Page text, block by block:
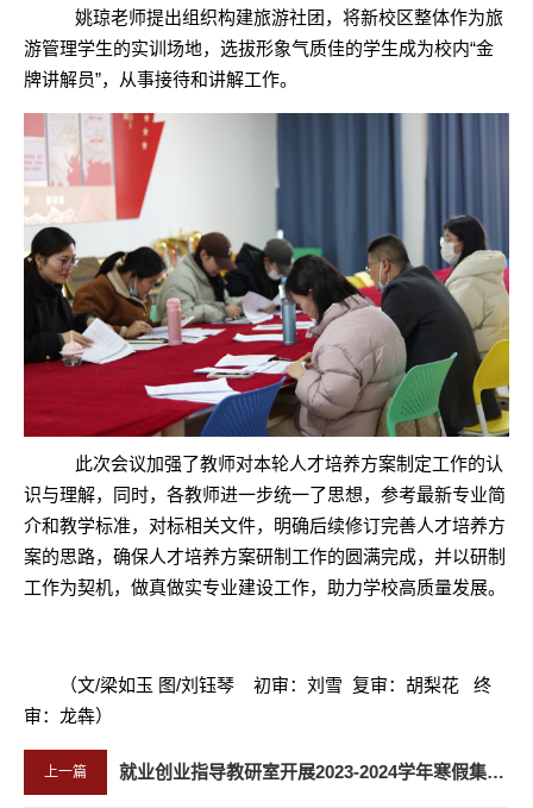
姚琼老师提出组织构建旅游社团，将新校区整体作为旅
游管理学生的实训场地，选拔形象气质佳的学生成为校内“金
牌讲解员”，从事接待和讲解工作。
此次会议加强了教师对本轮人才培养方案制定工作的认
识与理解，同时，各教师进一步统一了思想，参考最新专业简
介和教学标准，对标相关文件，明确后续修订完善人才培养方
案的思路，确保人才培养方案研制工作的圆满完成，并以研制
工作为契机，做真做实专业建设工作，助力学校高质量发展。
（文/梁如玉 图/刘钰琴
初审：刘雪 复审：胡梨花 终
审：龙犇）
上一篇 就业创业指导教研室开展2023-2024学年寒假集中研讨会